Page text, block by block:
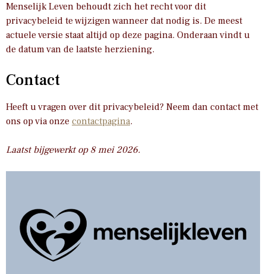
Menselijk Leven behoudt zich het recht voor dit
privacybeleid te wijzigen wanneer dat nodig is. De meest
actuele versie staat altijd op deze pagina. Onderaan vindt u
de datum van de laatste herziening.
Contact
Heeft u vragen over dit privacybeleid? Neem dan contact met
ons op via onze contactpagina.
Laatst bijgewerkt op 8 mei 2026.